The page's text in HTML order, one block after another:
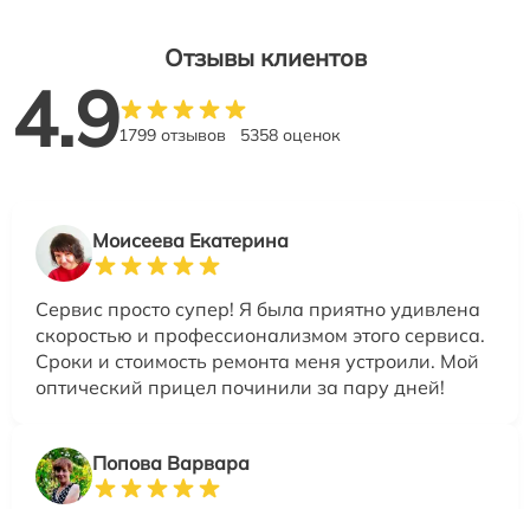
Отзывы клиентов
4.91799 отзывов 5358 оценок
Моисеева Екатерина
Сервис просто супер! Я была приятно удивлена
скоростью и профессионализмом этого сервиса.
Сроки и стоимость ремонта меня устроили. Мой
оптический прицел починили за пару дней!
Попова Варвара